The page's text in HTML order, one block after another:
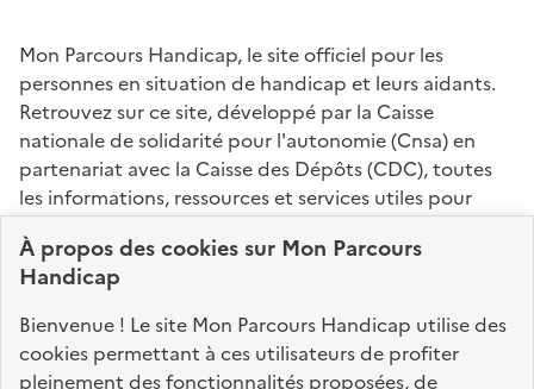
À propos descookiessur Mon Parcours
Handicap
Bienvenue ! Le site Mon Parcours Handicap utilise des
cookies permettant à ces utilisateurs de profiter
pleinement des fonctionnalités proposées, de
Mon Parcours Handicap, le site officiel pour les
personnes en situation de handicap et leurs aidants.
Retrouvez sur ce site, développé par la Caisse
nationale de solidarité pour l'autonomie (Cnsa) en
partenariat avec la Caisse des Dépôts (CDC), toutes
les informations, ressources et services utiles pour
connaître vos droits, effectuer vos démarches,
identifier vos interlocuteurs.
Nos sites partenaires
info.gouv.fr service-public.fr legifrance.gouv.fr